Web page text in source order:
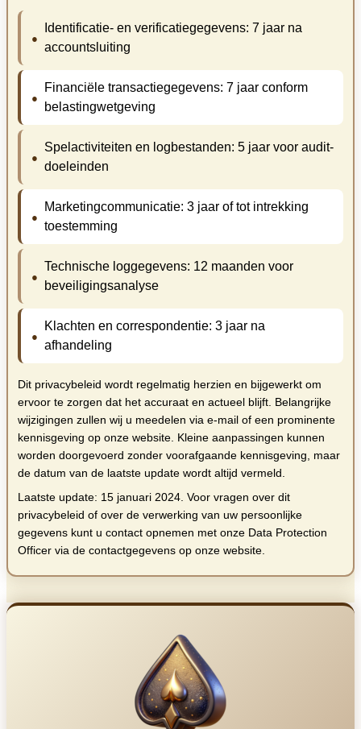
Identificatie- en verificatiegegevens: 7 jaar na
accountsluiting
Financiële transactiegegevens: 7 jaar conform
belastingwetgeving
Spelactiviteiten en logbestanden: 5 jaar voor audit-
doeleinden
Marketingcommunicatie: 3 jaar of tot intrekking
toestemming
Technische loggegevens: 12 maanden voor
beveiligingsanalyse
Klachten en correspondentie: 3 jaar na
afhandeling
Dit privacybeleid wordt regelmatig herzien en bijgewerkt om
ervoor te zorgen dat het accuraat en actueel blijft. Belangrijke
wijzigingen zullen wij u meedelen via e-mail of een prominente
kennisgeving op onze website. Kleine aanpassingen kunnen
worden doorgevoerd zonder voorafgaande kennisgeving, maar
de datum van de laatste update wordt altijd vermeld.
Laatste update: 15 januari 2024. Voor vragen over dit
privacybeleid of over de verwerking van uw persoonlijke
gegevens kunt u contact opnemen met onze Data Protection
Officer via de contactgegevens op onze website.